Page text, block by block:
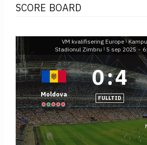
SCORE BOARD
VM kvalifisering Europe |
Stadionul Zimbru | 5 sep 2025 -
Moldova
0:4
FULLTID